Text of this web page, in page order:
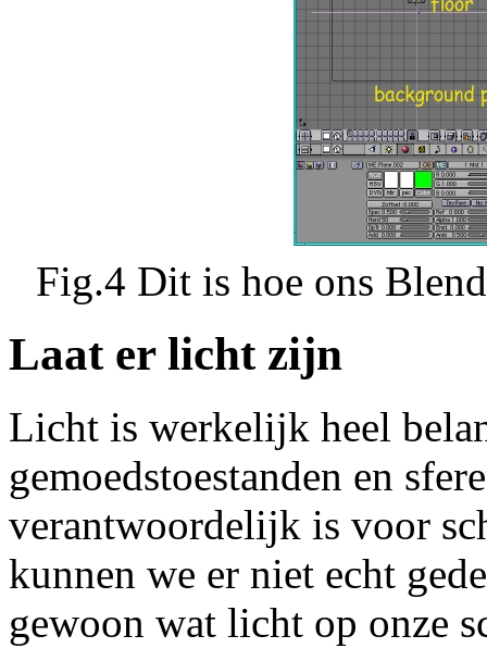
Fig.4 Dit is hoe ons
Laat er licht zijn
Licht is werkelijk heel
gemoedstoestanden en
verantwoordelijk is voor
kunnen we er niet echt
gewoon wat licht op onze